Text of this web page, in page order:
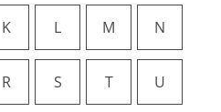
K L M N
R S T U